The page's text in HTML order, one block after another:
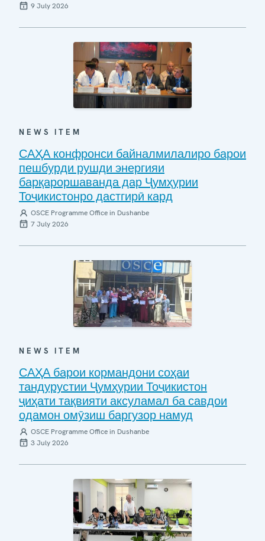
9 July 2026
NEWS ITEM
САҲА конфронси байналмилалиро барои
пешбурди рушди энергияи
барқароршаванда дар Ҷумҳурии
Тоҷикистонро дастгирӣ кард
OSCE Programme Office in Dushanbe
7 July 2026
NEWS ITEM
САҲА барои кормандони соҳаи
тандурустии Ҷумҳурии Тоҷикистон
ҷиҳати тақвияти аксуламал ба савдои
одамон омӯзиш баргузор намуд
OSCE Programme Office in Dushanbe
3 July 2026